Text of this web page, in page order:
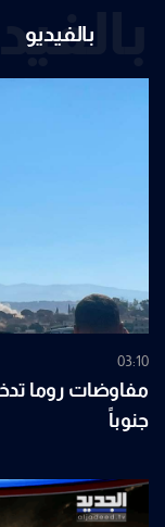
بالفيديو
03:10
مفاوضات روما
جنوباً